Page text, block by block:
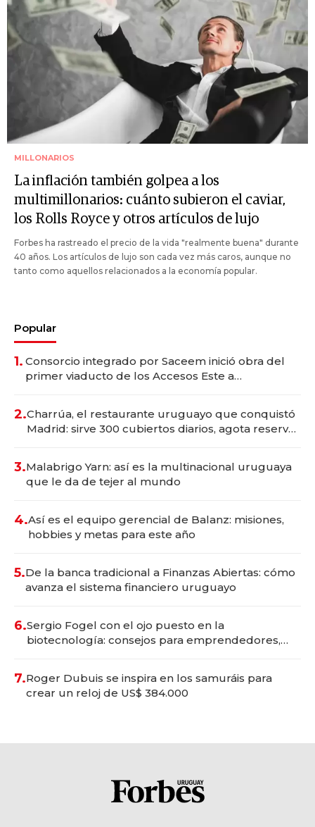
MILLONARIOS
La inflación también golpea a los
multimillonarios: cuánto subieron el caviar,
los Rolls Royce y otros artículos de lujo
Forbes ha rastreado el precio de la vida "realmente buena" durante
40 años. Los artículos de lujo son cada vez más caros, aunque no
tanto como aquellos relacionados a la economía popular.
Popular
1. Consorcio integrado por Saceem inició obra del
primer viaducto de los Accesos Este a
2.Charrúa, el restaurante uruguayo que conquistó
Madrid: sirve 300 cubiertos diarios, agota reservas
3.Malabrigo Yarn: así es la multinacional uruguaya
que le da de tejer al mundo
4.Así es el equipo gerencial de Balanz: misiones,
hobbies y metas para este año
5.De la banca tradicional a Finanzas Abiertas: cómo
avanza el sistema financiero uruguayo
6.Sergio Fogel con el ojo puesto en la
biotecnología: consejos para emprendedores,
7.Roger Dubuis se inspira en los samuráis para
crear un reloj de US$ 384.000